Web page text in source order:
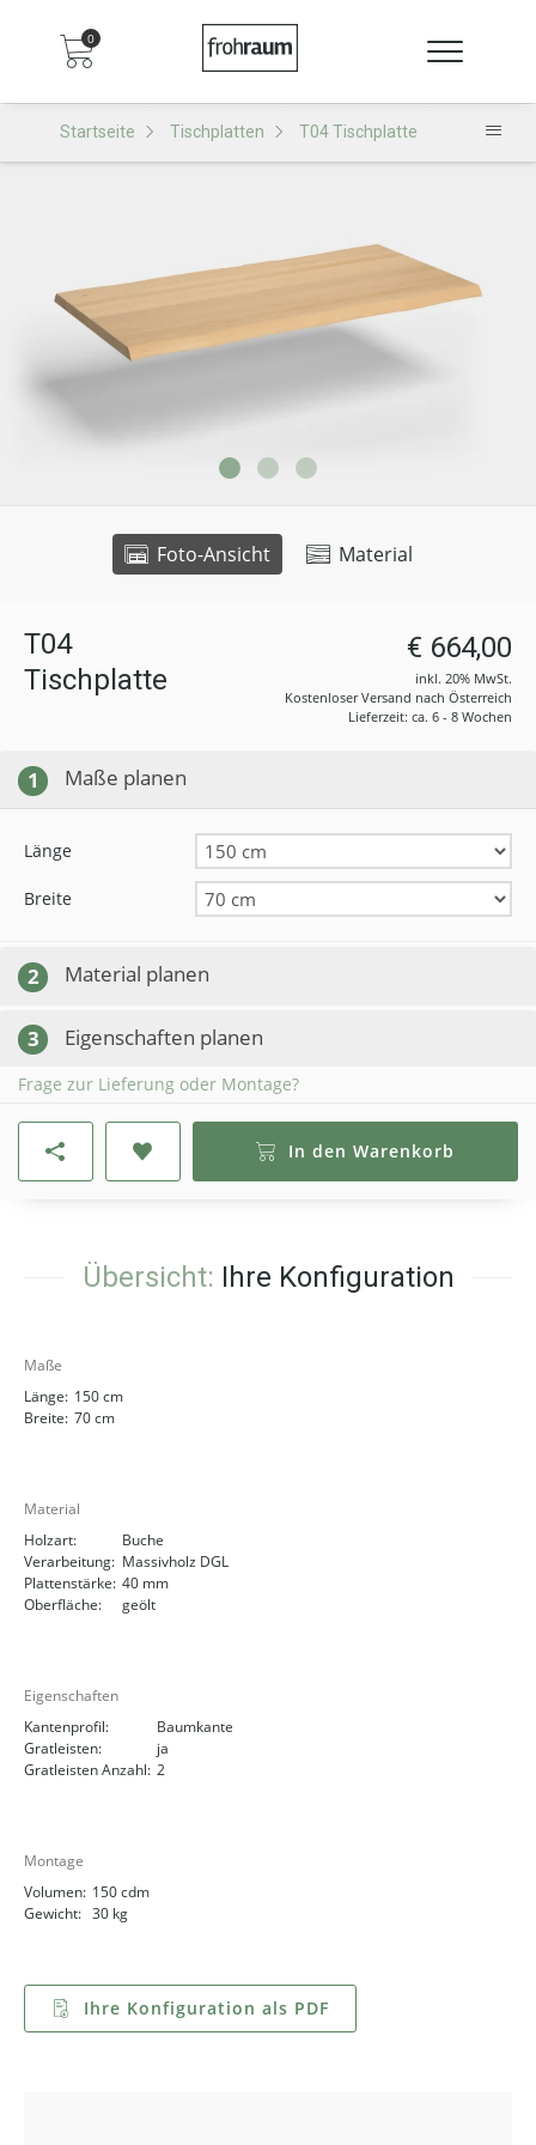
0
Startseite Tischplatten T04 Tischplatte
Foto-Ansicht Material
T04
Tischplatte
€ 664,00
inkl. 20% MwSt.
Kostenloser Versand nach Österreich
Lieferzeit: ca. 6 - 8 Wochen
1 Maße planen
Länge
Breite
2 Material planen
3 Eigenschaften planen
Frage zur Lieferung oder Montage?
In den Warenkorb
Übersicht: Ihre Konfiguration
Maße
Länge: 150 cm
Breite: 70 cm
Material
Holzart:
Buche
Verarbeitung: Massivholz DGL
Plattenstärke: 40 mm
Oberfläche:
geölt
Eigenschaften
Kantenprofil:
Baumkante
Gratleisten:
ja
Gratleisten Anzahl: 2
Montage
Volumen: 150 cdm
Gewicht: 30 kg
Ihre Konfiguration als PDF